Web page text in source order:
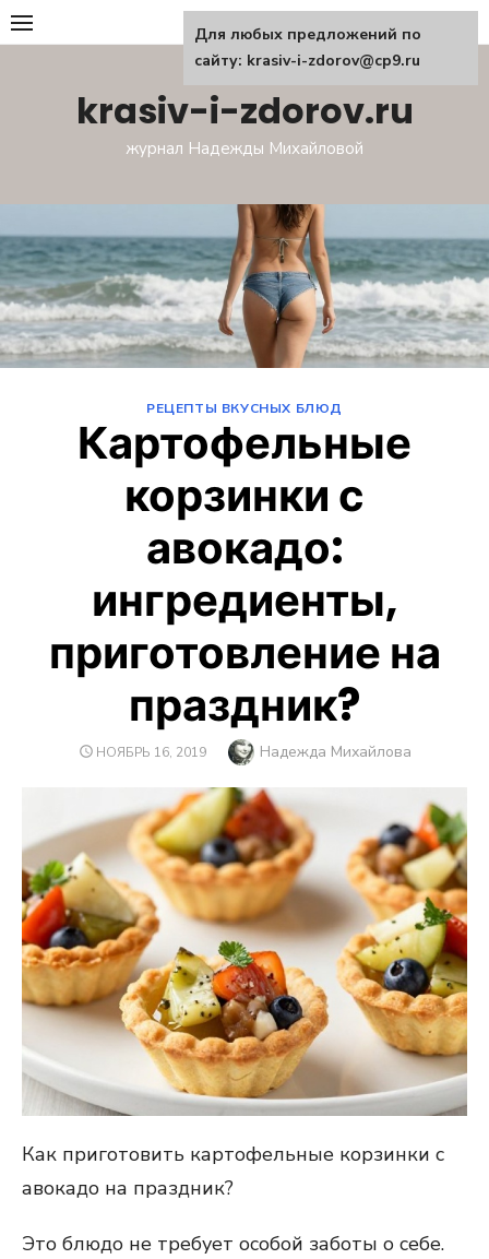
Перейти
к
krasiv-i-zdorov.ru
журнал Надежды Михайловой
РЕЦЕПТЫ ВКУСНЫХ БЛЮД
Картофельные
корзинки с
авокадо:
ингредиенты,
приготовление на
праздник?
ОПУБЛИКОВАНО
НОЯБРЬ 16, 2019 Автор
Надежда Михайлова
Как приготовить картофельные корзинки с
авокадо на праздник?
Это блюдо не требует особой заботы о себе.
Для любых предложений по
сайту: krasiv-i-zdorov@cp9.ru